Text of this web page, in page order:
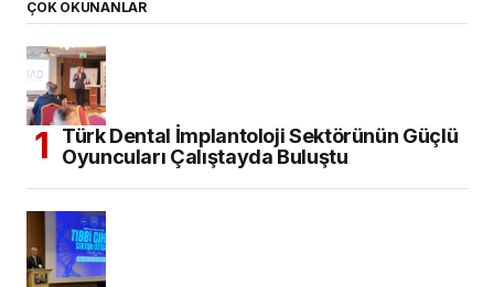
ÇOK OKUNANLAR
Türk Dental İmplantoloji Sektörünün Güçlü
Oyuncuları Çalıştayda Buluştu